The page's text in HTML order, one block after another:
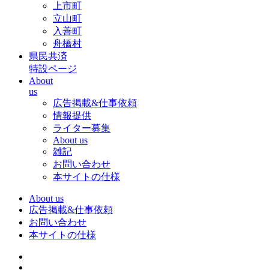
上市町
立山町
入善町
舟橋村
県民共済
特設ページ
About
us
広告掲載&仕事依頼
情報提供
ライター募集
About us
雑記
お問い合わせ
本サイトの仕様
About us
広告掲載&仕事依頼
お問い合わせ
本サイトの仕様